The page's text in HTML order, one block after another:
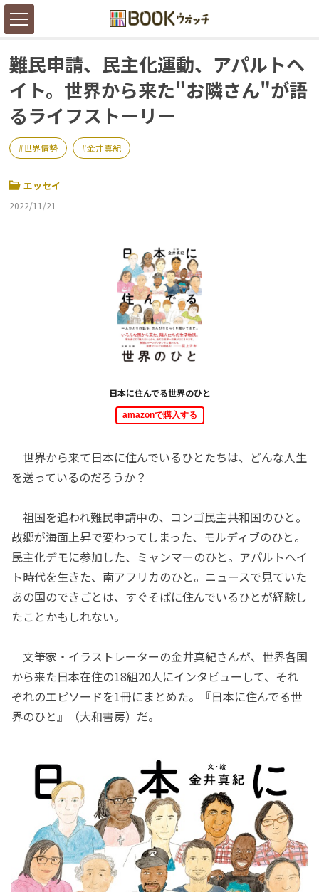
難民申請、民主化運動、アパルトヘ
イト。世界から来た"お隣さん"が語
るライフストーリー
世界情勢 金井真紀
エッセイ
2022/11/21
日本に住んでる世界のひと
amazonで購入する
世界から来て日本に住んでいるひとたちは、どんな人生
を送っているのだろうか？
祖国を追われ難民申請中の、コンゴ民主共和国のひと。
故郷が海面上昇で変わってしまった、モルディブのひと。
民主化デモに参加した、ミャンマーのひと。アパルトヘイ
ト時代を生きた、南アフリカのひと。ニュースで見ていた
あの国のできごとは、すぐそばに住んでいるひとが経験し
たことかもしれない。
文筆家・イラストレーターの金井真紀さんが、世界各国
から来た日本在住の18組20人にインタビューして、それ
ぞれのエピソードを1冊にまとめた。『日本に住んでる世
界のひと』（大和書房）だ。